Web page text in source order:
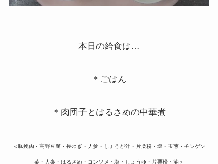
本日の給食は…
＊ごはん
＊肉団子とはるさめの中華煮
＜豚挽肉・高野豆腐・長ねぎ・人参・しょうが汁・片栗粉・塩・玉葱・チンゲン
菜・人参・はるさめ・コンソメ・塩・しょうゆ・片栗粉・油＞